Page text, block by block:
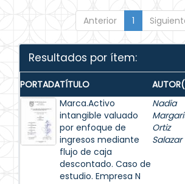
Anterior 1
Resultados por ítem:
PORTADATÍTULO
Marca.Activo
intangible valuado
por enfoque de
ingresos mediante
flujo de caja
descontado. Caso de
estudio. Empresa N
Nadia
Ortiz
Salazar